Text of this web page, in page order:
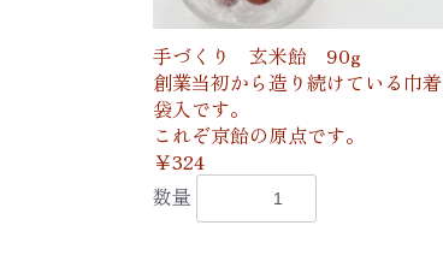
手づくり 玄米飴 90g
創業当初から造り続けている巾着
袋入です。
これぞ京飴の原点です。
￥324
数量